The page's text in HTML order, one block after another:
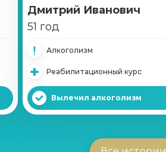
от 2 850 ₽
Кодирование уколом
от 2 150 ₽
Кодирование гипнозом
Дмитрий Иванович
51 год
Алкоголизм
Реабилитационный курс
Вылечил алкоголизм